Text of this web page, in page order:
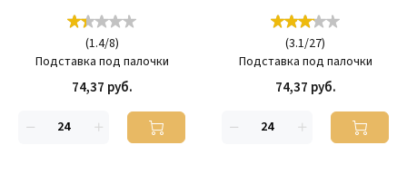
(1.4/8)
Подставка под палочки
74,37 руб.
(3.1/27)
Подставка под палочки
74,37 руб.